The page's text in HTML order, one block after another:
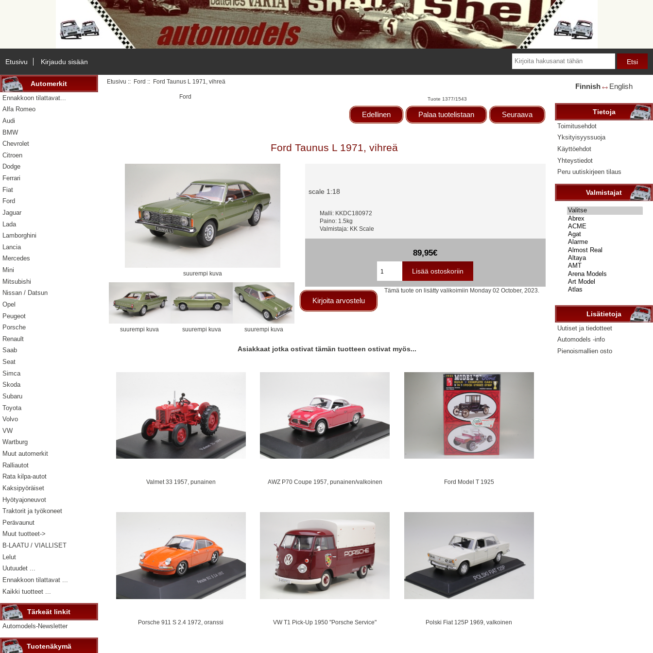
Etusivu Kirjaudu sisään
Automerkit
Ennakkoon tilattavat...
Alfa Romeo
Audi
BMW
Chevrolet
Citroen
Dodge
Ferrari
Fiat
Ford
Jaguar
Lada
Lamborghini
Lancia
Mercedes
Mini
Mitsubishi
Nissan / Datsun
Opel
Peugeot
Porsche
Renault
Saab
Seat
Simca
Skoda
Subaru
Toyota
Volvo
VW
Wartburg
Muut automerkit
Ralliautot
Rata kilpa-autot
Kaksipyöräiset
Hyötyajoneuvot
Traktorit ja työkoneet
Perävaunut
Muut tuotteet->
B-LAATU / VIALLISET
Lelut
Uutuudet ...
Ennakkoon tilattavat ...
Kaikki tuotteet ...
Tärkeät linkit
Automodels-Newsletter
Tuotenäkymä
Etusivu :: Ford :: Ford Taunus L 1971, vihreä
Ford Tuote 1377/1543
Edellinen Palaa tuotelistaan Seuraava
Ford Taunus L 1971, vihreä
suurempi kuva
suurempi kuva suurempi kuva suurempi kuva
scale 1:18
Malli: KKDC180972
Paino: 1.5kg
Valmistaja: KK Scale
89,95€
Kirjoita arvostelu
Tämä tuote on lisätty valikoimiin Monday 02 October, 2023.
Asiakkaat jotka ostivat tämän tuotteen ostivat myös...
Valmet 33 1957, punainen AWZ P70 Coupe 1957, punainen/valkoinen Ford Model T 1925
Porsche 911 S 2.4 1972, oranssi VW T1 Pick-Up 1950 "Porsche Service" Polski Fiat 125P 1969, valkoinen
Finnish 🡘 English
Tietoja
Toimitusehdot
Yksityisyyssuoja
Käyttöehdot
Yhteystiedot
Peru uutiskirjeen tilaus
Valmistajat
Valitse
...
Lisätietoja
Uutiset ja tiedotteet
Automodels -info
Pienoismallien osto